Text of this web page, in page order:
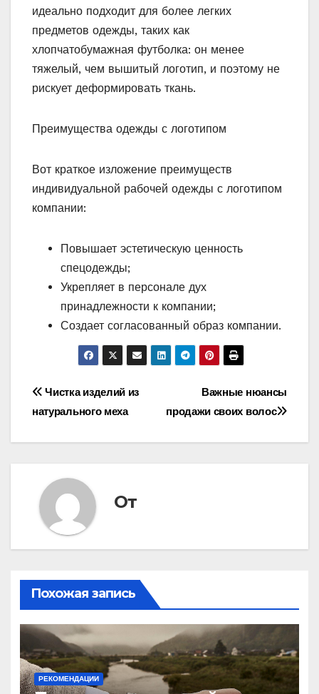
идеально подходит для более легких
предметов одежды, таких как
хлопчатобумажная футболка: он менее
тяжелый, чем вышитый логотип, и поэтому не
рискует деформировать ткань.
Преимущества одежды с логотипом
Вот краткое изложение преимуществ
индивидуальной рабочей одежды с логотипом
компании:
Повышает эстетическую ценность
спецодежды;
Укрепляет в персонале дух
принадлежности к компании;
Создает согласованный образ компании.
Навигация
по
Важные нюансы
продажи своих волос
Чистка изделий из
натурального меха
От
Похожая запись
РЕКОМЕНДАЦИИ